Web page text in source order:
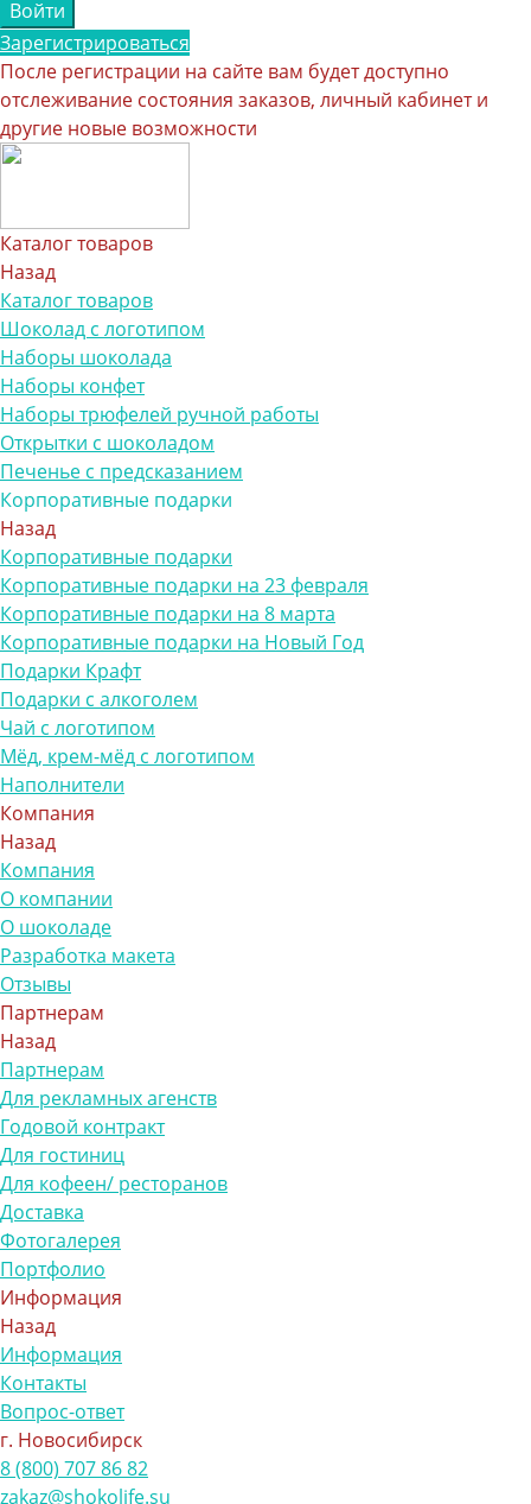
Зарегистрироваться
После регистрации на сайте вам будет доступно
отслеживание состояния заказов, личный кабинет и
другие новые возможности
Каталог товаров
Назад
Каталог товаров
Шоколад с логотипом
Наборы шоколада
Наборы конфет
Наборы трюфелей ручной работы
Открытки с шоколадом
Печенье с предсказанием
Корпоративные подарки
Назад
Корпоративные подарки
Корпоративные подарки на 23 февраля
Корпоративные подарки на 8 марта
Корпоративные подарки на Новый Год
Подарки Крафт
Подарки с алкоголем
Чай с логотипом
Мёд, крем-мёд с логотипом
Наполнители
Компания
Назад
Компания
О компании
О шоколаде
Разработка макета
Отзывы
Партнерам
Назад
Партнерам
Для рекламных агенств
Годовой контракт
Для гостиниц
Для кофеен/ ресторанов
Доставка
Фотогалерея
Портфолио
Информация
Назад
Информация
Контакты
Вопрос-ответ
г. Новосибирск
8 (800) 707 86 82
zakaz@shokolife.su